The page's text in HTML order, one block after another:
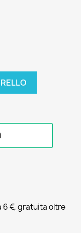
6 €, gratuita oltre